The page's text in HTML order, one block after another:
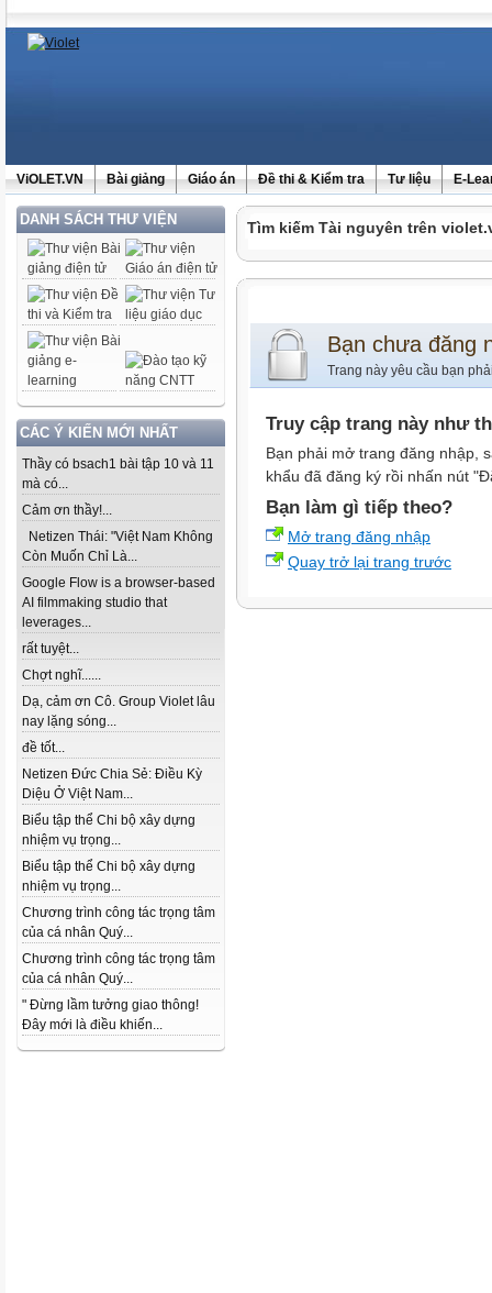
ViOLET.VN Bài giảng Giáo án Đề thi & Kiểm tra Tư liệu E-
DANH SÁCH THƯ VIỆN
CÁC Ý KIẾN MỚI NHẤT
Thầy có bsach1 bài tập 10 và 11
mà có...
Cảm ơn thầy!...
Netizen Thái: "Việt Nam Không
Còn Muốn Chỉ Là...
Google Flow is a browser-based
AI filmmaking studio that
leverages...
rất tuyệt...
Chợt nghĩ......
Dạ, cảm ơn Cô. Group Violet lâu
nay lặng sóng...
đề tốt...
Netizen Đức Chia Sẻ: Điều Kỳ
Diệu Ở Việt Nam...
Biểu tập thể Chi bộ xây dựng
nhiệm vụ trọng...
Biểu tập thể Chi bộ xây dựng
nhiệm vụ trọng...
Chương trình công tác trọng tâm
của cá nhân Quý...
Chương trình công tác trọng tâm
của cá nhân Quý...
" Đừng lầm tưởng giao thông!
Đây mới là điều khiến...
Tìm kiếm Tài nguyên trên
Bạn chưa đăng
Trang này yêu cầu bạn
Truy cập trang này như
Bạn phải mở trang đăng nhập,
khẩu đã đăng ký rồi nhấn nút
Bạn làm gì tiếp theo?
Mở trang đăng nhập
Quay trở lại trang trước